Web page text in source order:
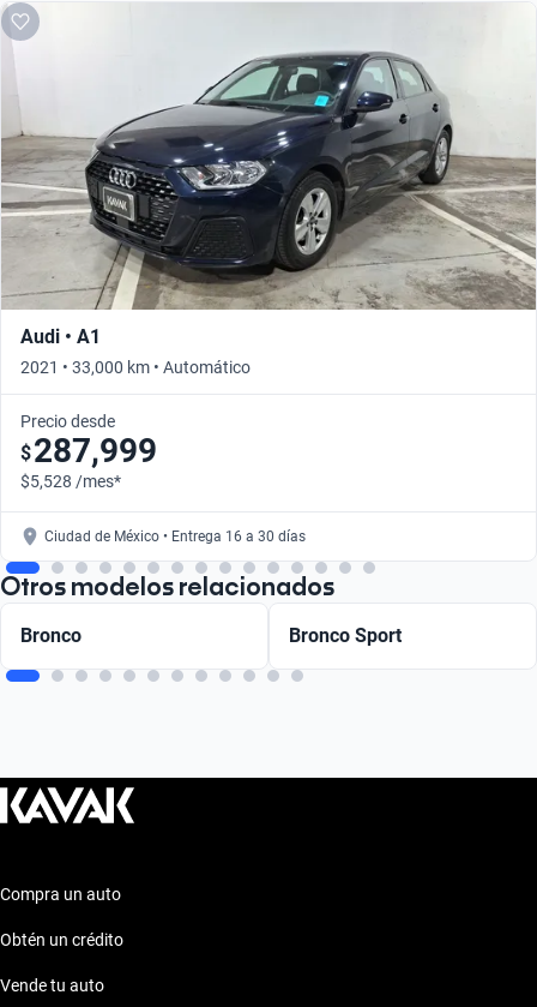
Audi • A1
2021 • 33,000 km • Automático
Precio desde
$287,999
$5,528 /mes*
Ciudad de México • Entrega 16 a 30 días
Otros modelos relacionados
Bronco Bronco Sport
Compra un auto
Obtén un crédito
Vende tu auto